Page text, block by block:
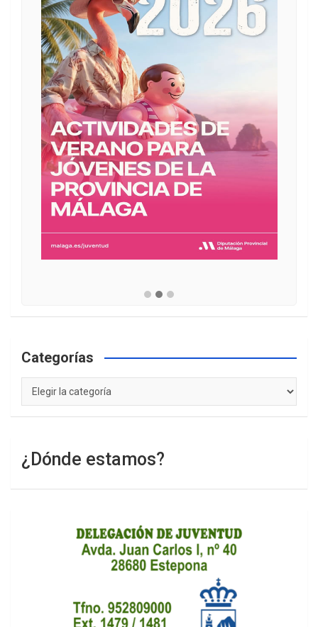
Categorías
Categorías
¿Dónde estamos?